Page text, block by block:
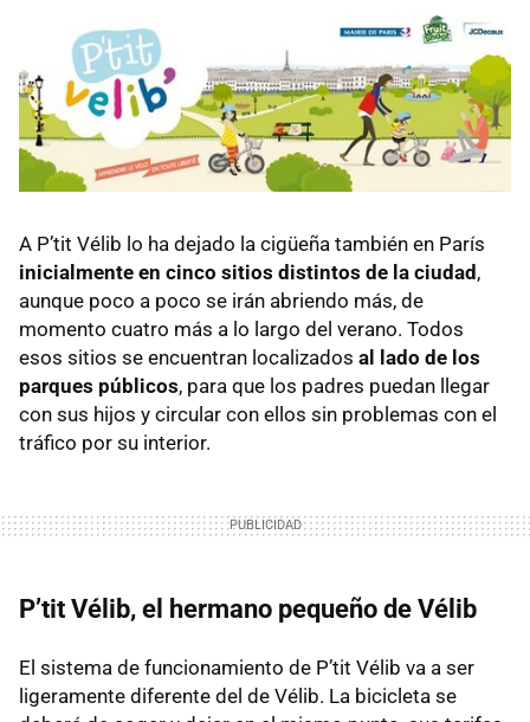
A P’tit Vélib lo ha dejado la cigüeña también en París
inicialmente en cinco sitios distintos de la ciudad ,
aunque poco a poco se irán abriendo más, de
momento cuatro más a lo largo del verano. Todos
esos sitios se encuentran localizados al lado de los
parques públicos, para que los padres puedan llegar
con sus hijos y circular con ellos sin problemas con el
tráfico por su interior.
P’tit Vélib, el hermano pequeño de Vélib
El sistema de funcionamiento de P’tit Vélib va a ser
ligeramente diferente del de Vélib. La bicicleta se